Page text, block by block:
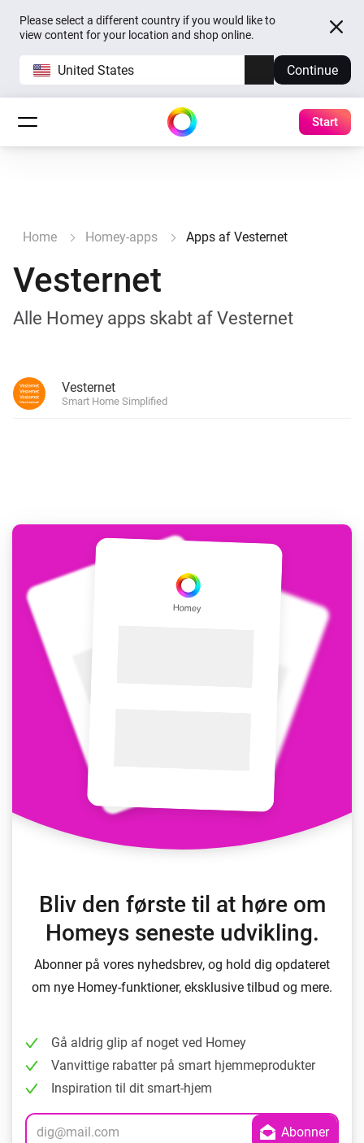
Please select a different country if you would like to
view content for your location and shop online.
United States Continue
Start
Home Homey-apps Apps af Vesternet
Vesternet
Alle Homey apps skabt af Vesternet
Vesternet
Smart Home Simplified
Bliv den første til at høre om
Homeys seneste udvikling.
Abonner på vores nyhedsbrev, og hold dig opdateret
om nye Homey-funktioner, eksklusive tilbud og mere.
Gå aldrig glip af noget ved Homey
Vanvittige rabatter på smart hjemmeprodukter
Inspiration til dit smart-hjem